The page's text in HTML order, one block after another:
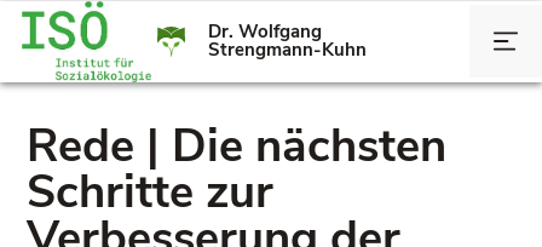
Dr. Wolfgang
Strengmann-Kuhn
Rede | Die nächsten
Schritte zur